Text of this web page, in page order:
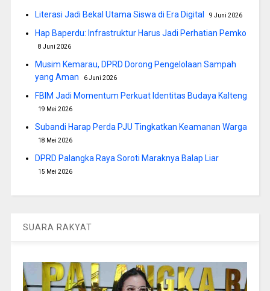
Literasi Jadi Bekal Utama Siswa di Era Digital 9 Juni 2026
Hap Baperdu: Infrastruktur Harus Jadi Perhatian Pemko
8 Juni 2026
Musim Kemarau, DPRD Dorong Pengelolaan Sampah
yang Aman
6 Juni 2026
FBIM Jadi Momentum Perkuat Identitas Budaya Kalteng
19 Mei 2026
Subandi Harap Perda PJU Tingkatkan Keamanan Warga
18 Mei 2026
DPRD Palangka Raya Soroti Maraknya Balap Liar
15 Mei 2026
SUARA RAKYAT